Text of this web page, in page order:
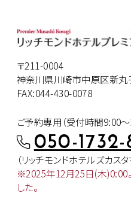
〒211-0004
神奈川県川崎市中原区新丸
FAX:044-430-0078
ご予約専用（受付時間9:00～
050-1732-
（リッチモンドホテルズカス
※2025年12月25日(木)0:00
した。